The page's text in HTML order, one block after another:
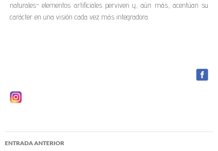
naturales- elementos artificiales perviven y, aún más, acentúan su
carácter en una visión cada vez más integradora.
ENTRADA ANTERIOR